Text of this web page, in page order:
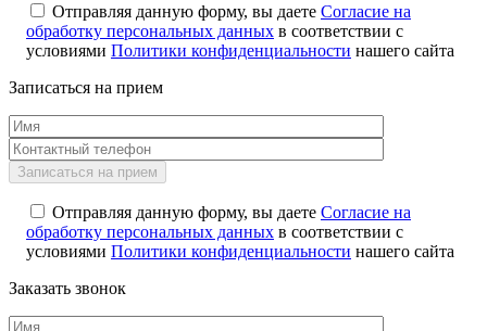
Отправляя данную форму, вы даете Согласие на
обработку персональных данных в соответствии с
условиями Политики конфиденциальности нашего сайта
Записаться на прием
Отправляя данную форму, вы даете Согласие на
обработку персональных данных в соответствии с
условиями Политики конфиденциальности нашего сайта
Заказать звонок